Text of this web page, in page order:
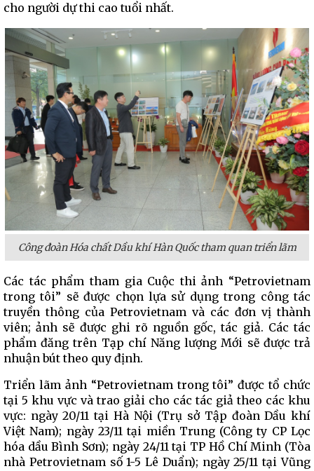
cho người dự thi cao tuổi nhất.
Công đoàn Hóa chất Dầu khí Hàn Quốc tham quan triển lãm
Các tác phẩm tham gia Cuộc thi ảnh “Petrovietnam
trong tôi” sẽ được chọn lựa sử dụng trong công tác
truyền thông của Petrovietnam và các đơn vị thành
viên; ảnh sẽ được ghi rõ nguồn gốc, tác giả. Các tác
phẩm đăng trên Tạp chí Năng lượng Mới sẽ được trả
nhuận bút theo quy định.
Triển lãm ảnh “Petrovietnam trong tôi” được tổ chức
tại 5 khu vực và trao giải cho các tác giả theo các khu
vực: ngày 20/11 tại Hà Nội (Trụ sở Tập đoàn Dầu khí
Việt Nam); ngày 23/11 tại miền Trung (Công ty CP Lọc
hóa dầu Bình Sơn); ngày 24/11 tại TP Hồ Chí Minh (Tòa
nhà Petrovietnam số 1-5 Lê Duẩn); ngày 25/11 tại Vũng